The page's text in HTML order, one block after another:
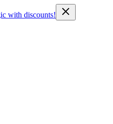
with discounts!